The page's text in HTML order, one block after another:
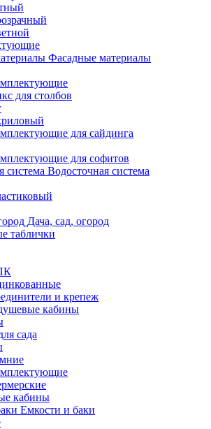
Фасадные материалы
для столбов
для сайдинга
для софитов
Водосточная система
Дача, сад, огород
таблички
и крепеж
кабины
сада
кабины
Емкости и баки